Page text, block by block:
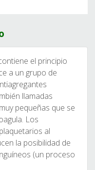
el principio
a un grupo de
llamadas
pequeñas que se
Los
al
la posibilidad de
(un proceso